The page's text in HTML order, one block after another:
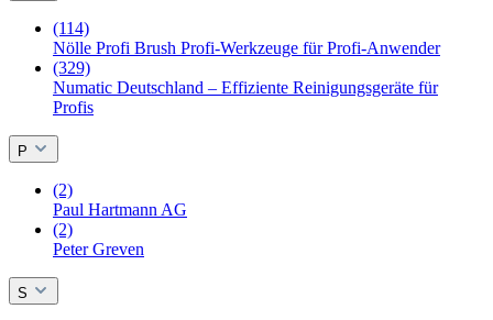
(114)
Nölle Profi Brush Profi-Werkzeuge für Profi-Anwender
(329)
Numatic Deutschland – Effiziente Reinigungsgeräte für
Profis
P
(2)
Paul Hartmann AG
(2)
Peter Greven
S